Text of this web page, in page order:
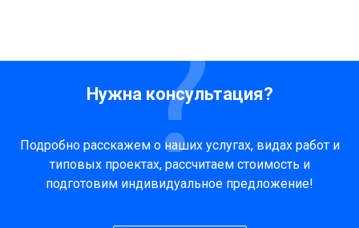
Нужна консультация?
Подробно расскажем о наших услугах, видах работ и
типовых проектах, рассчитаем стоимость и
подготовим индивидуальное предложение!